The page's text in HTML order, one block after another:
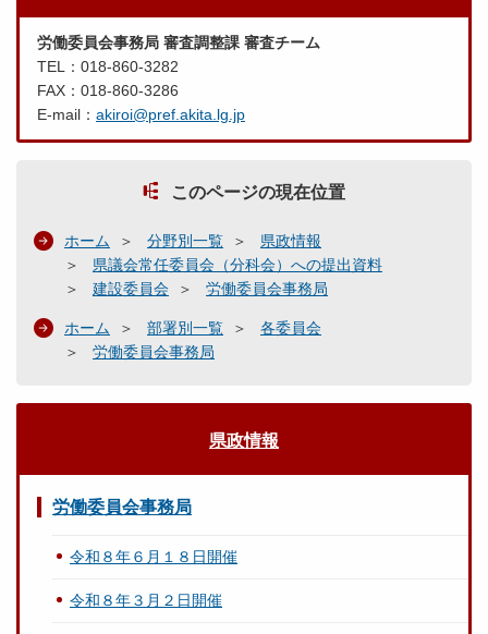
労働委員会事務局 審査調整課 審査チーム
TEL：018-860-3282
FAX：018-860-3286
E-mail： akiroi@pref.akita.lg.jp
このページの現在位置
ホーム 分野別一覧
県政情報
県議会常任委員会（分科会）への提出資料
建設委員会
労働委員会事務局
ホーム 部署別一覧
各委員会
労働委員会事務局
県政情報
労働委員会事務局
令和８年６月１８日開催
令和８年３月２日開催